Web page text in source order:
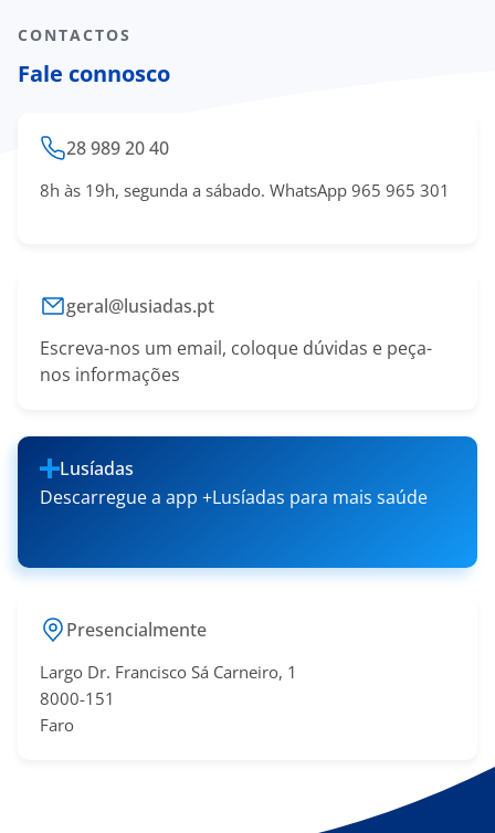
CONTACTOS
Fale connosco
28 989 20 40
8h às 19h, segunda a sábado. WhatsApp 965 965 301
geral@lusiadas.pt
Escreva-nos um email, coloque dúvidas e peça-
nos informações
Lusíadas
Descarregue a app +Lusíadas para mais saúde
Presencialmente
Largo Dr. Francisco Sá​ Carneiro, 1
8000-151
Faro